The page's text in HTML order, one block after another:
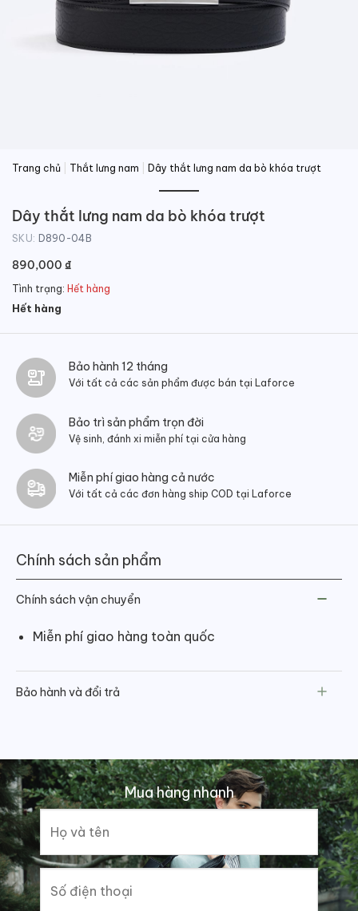
Trang chủ Thắt lưng nam Dây thắt lưng nam da bò khóa trượt
Dây thắt lưng nam da bò khóa trượt
SKU: D890-04B
890,000 ₫
Tình trạng: Hết hàng
Hết hàng
Bảo hành 12 tháng
Với tất cả các sản phẩm được bán tại Laforce
Bảo trì sản phẩm trọn đời
Vệ sinh, đánh xi miễn phí tại cửa hàng
Miễn phí giao hàng cả nước
Với tất cả các đơn hàng ship COD tại Laforce
Chính sách sản phẩm
Chính sách vận chuyển
Miễn phí giao hàng toàn quốc
Bảo hành và đổi trả
Mua hàng nhanh